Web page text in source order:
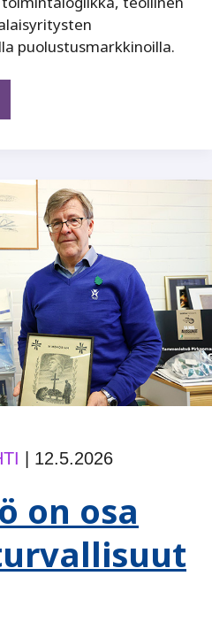
puolustusmarkkinoilla.
12.5.2026
on osa